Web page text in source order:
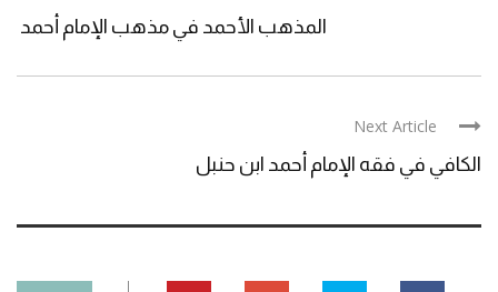
المذهب الأحمد في مذهب الإمام أحمد
Next Article
الكافي في فقه الإمام أحمد ابن حنبل